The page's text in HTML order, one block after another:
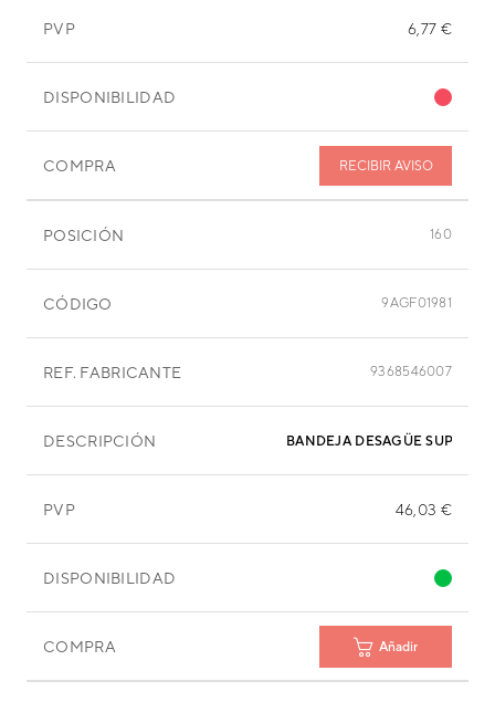
PVP 6,77 €
DISPONIBILIDAD
COMPRA RECIBIR AVISO
POSICIÓN 160
CÓDIGO 9AGF01981
REF. FABRICANTE 9368546007
DESCRIPCIÓN BANDEJA DESAGÜE
PVP 46,03 €
DISPONIBILIDAD
COMPRA Añadir